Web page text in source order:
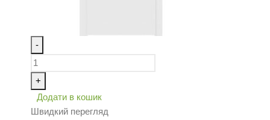
-
+
Додати в кошик
Швидкий перегляд